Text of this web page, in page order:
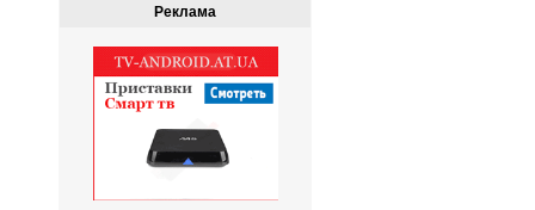
Реклама